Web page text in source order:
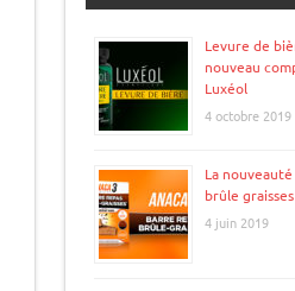
Levure de
nouveau
Luxéol
4 octobre 2019
La
brûle graisses
4 juin 2019